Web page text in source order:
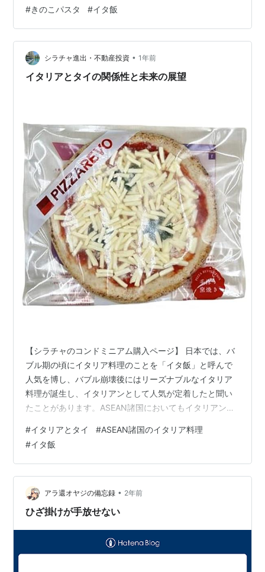
響きがかっこいい。 おしゃれな感じがする野菜なんです
けど、子供の頃は聞いてもちんぷんかんぷん。 ティラミ
スとかパンナコッタのような、どこかヨーロッパな感
じ。 そうだなぁ、イタリアとか？ だいたい、どうやって
料理するのかもよくわからん状態で聞いてるだけなの
#きのこパスタ #イタ飯
シラチャ進出・不動産投資 • 1年前
イタリアとタイの関係性と未来の展望
【シラチャのコンドミニアム購入ページ】 日本では、バ
ブル期の頃にイタリア料理のことを「イタ飯」と呼んで
人気を博し、バブル崩壊後にはリーズナブルなイタリア
料理が誕生し、イタリアンとして人気が定着したと聞い
たことがあります。ASEAN諸国においてもイタリアンは
は、パスタやピザを中心としたイタリアンレストランが
多く見られ、多くの人々に親しまれています。その背景
には、グローバルな食文化の広がり、観光業の発展、さ
らには各国の食材とイタリアン料理の融合があると考え
られます。 ASEAN各国におけるイタリアン料理の浸透
まず、タイ、シンガポール、マレーシア、イ…
#イタリアとタイ #ASEAN諸国のイタリア料理
#イタ飯
アラ還オヤジの備忘録 • 2年前
ひざ掛けが手放せない